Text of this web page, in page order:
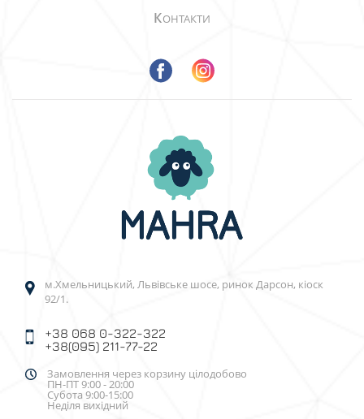
КОНТАКТИ
м.Хмельницький, Львівське шосе, ринок Дарсон, кіоск
92/1.
+38 068 0-322-322
+38(095) 211-77-22
Замовлення через корзину цілодобово
ПН-ПТ 9:00 - 20:00
Субота 9:00-15:00
Неділя вихідний